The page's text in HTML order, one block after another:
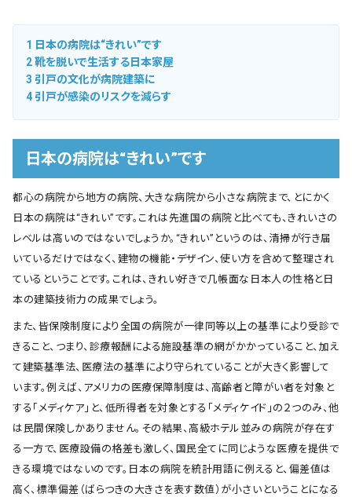
1
日本の病院は“きれい”です
2靴を脱いで生活する日本家屋
3 引戸の文化が病院建築に
4引戸が感染のリスクを減らす
日本の病院は“きれい”です
都心の病院から地方の病院、大きな病院から小さな病院まで、とにかく
日本の病院は“きれい”です。これは先進国の病院と比べても、きれいさの
レベルは高いのではないでしょうか。“きれい”というのは、清掃が行き届
いているだけではなく、建物の機能・デザイン、使い方を含めて整理され
ているということです。これは、きれい好きで几帳面な日本人の性格と日
本の建築技術力の成果でしょう。
また、皆保険制度により全国の病院が一律同等以上の基準により受診で
きること、つまり、診療報酬による施設基準の網がかかっていること、加え
て建築基準法、医療法の基準により守られていることが大きく影響して
います。例えば、アメリカの医療保障制度は、高齢者と障がい者を対象と
する「メディケア」と、低所得者を対象とする「メディケイド」の２つのみ、他
は民間保険しかありません。その結果、高級ホテル並みの病院が存在す
る一方で、医療設備の格差も激しく、国民全てに同じような医療を提供で
きる環境ではないのです。日本の病院を統計用語に例えると、偏差値は
高く、標準偏差（ばらつきの大きさを表す数値）が小さいということになる